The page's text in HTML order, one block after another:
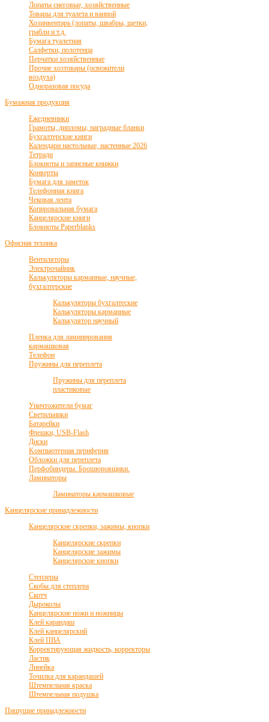
Лопаты снеговые, хозяйственные
Товары для туалета и ванной
Хозинвентарь (лопаты, швабры, щетки,
грабли и т.д.
Бумага туалетная
Салфетки, полотенца
Перчатки хозяйственные
Прочие хозтовары (освежители
воздуха)
Одноразовая посуда
Бумажная продукция
Ежедневники
Грамоты, дипломы, наградные бланки
Бухгалтерские книги
Календари настольные, настенные 2026
Тетради
Блокноты и записные книжки
Конверты
Бумага для заметок
Телефонная книга
Чековая лента
Копировальная бумага
Канцелярские книги
Блокноты Paperblanks
Офисная техника
Вентиляторы
Электрочайник
Калькуляторы карманные, научные,
бухгалтерские
Калькуляторы бухгалтеские
Калькуляторы карманные
Калькулятор научный
Пленка для ламинирования
кармашковая
Телефон
Пружины для переплета
Пружины для переплета
пластиковые
Уничтожители бумаг
Светильники
Батарейки
Флешки, USB-Flash
Диски
Kомпьютерная периферия
Обложки для переплета
Перфобиндеры. Брошюровщики.
Ламинаторы
Ламинаторы кармашковые
Канцелярские принадлежности
Канцелярские скрепки, зажимы, кнопки
Канцелярские скрепки
Канцелярские зажимы
Канцелярские кнопки
Степлеры
Скобы для степлера
Скотч
Дыроколы
Канцелярские ножи и ножницы
Клей карандаш
Клей канцелярский
Клей ПВА
Корректирующая жидкость, корректоры
Ластик
Линейка
Точилка для карандашей
Штемпельная краска
Штемпельная подушка
Пишущие принадлежности